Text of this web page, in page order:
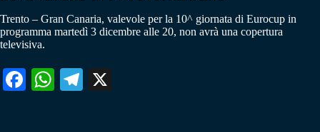
Trento – Gran Canaria, valevole per la 10^ giornata di Eurocup in
programma martedì 3 dicembre alle 20, non avrà una copertura
televisiva.
Fa W
Te